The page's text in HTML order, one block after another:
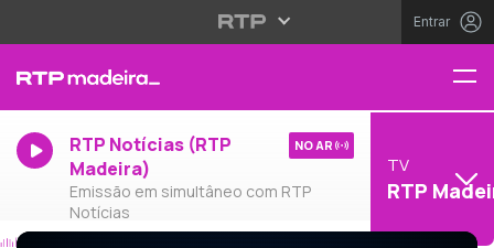
Entrar
RTP Notícias (RTP
Madeira)
Emissão em simultâneo com RTP
Notícias
NO AR
TV
RTP